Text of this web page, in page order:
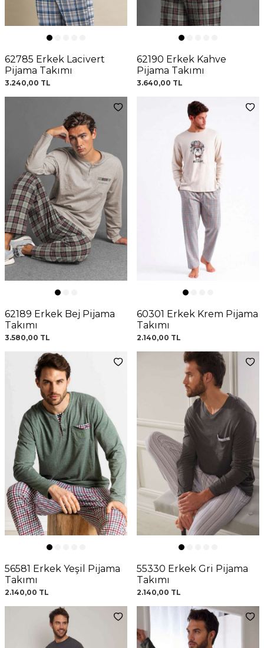
62785 Erkek Lacivert
Pijama Takımı
3.240,00 TL
62190 Erkek Kahve
Pijama Takımı
3.640,00 TL
62189 Erkek Bej Pijama
Takımı
3.580,00 TL
60301 Erkek Krem Pijama
Takımı
2.140,00 TL
56581 Erkek Yeşil Pijama
Takımı
2.140,00 TL
55330 Erkek Gri Pijama
Takımı
2.140,00 TL